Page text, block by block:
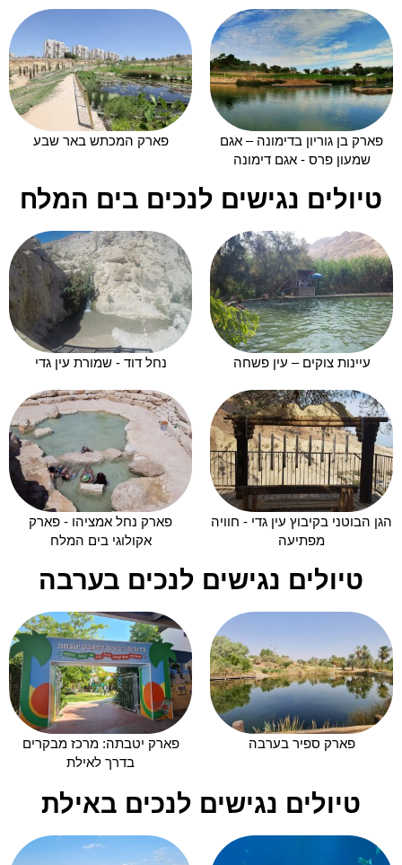
פארק בן גוריון בדימונה – אגם
שמעון פרס - אגם דימונה
פארק המכתש באר שבע
טיולים נגישים לנכים בים המלח
עיינות צוקים – עין פשחה נחל דוד - שמורת עין גדי
הגן הבוטני בקיבוץ עין גדי - חוויה
מפתיעה
פארק נחל אמציהו - פארק
אקולוגי בים המלח
טיולים נגישים לנכים בערבה
פארק ספיר בערבה
פארק יטבתה: מרכז מבקרים
בדרך לאילת
טיולים נגישים לנכים באילת